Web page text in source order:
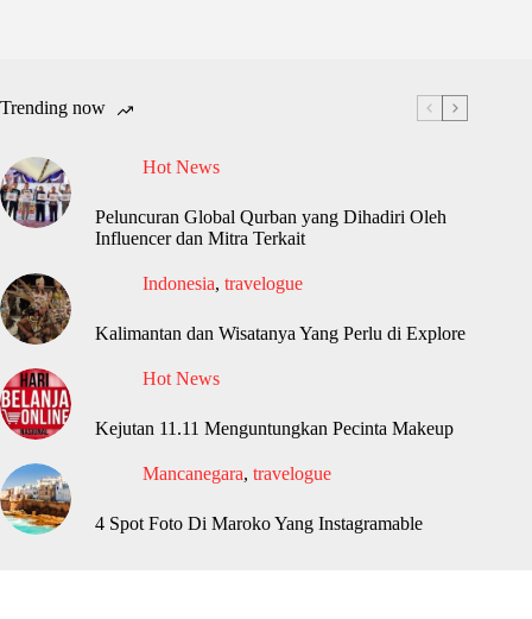
Trending now
Hot News
Peluncuran Global Qurban yang Dihadiri Oleh
Influencer dan Mitra Terkait
Indonesia, travelogue
Kalimantan dan Wisatanya Yang Perlu di Explore
Hot News
Kejutan 11.11 Menguntungkan Pecinta Makeup
Mancanegara, travelogue
4 Spot Foto Di Maroko Yang Instagramable